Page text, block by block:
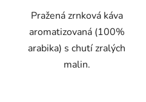
Pražená zrnková káva
aromatizovaná (100%
arabika) s chutí zralých
malin.